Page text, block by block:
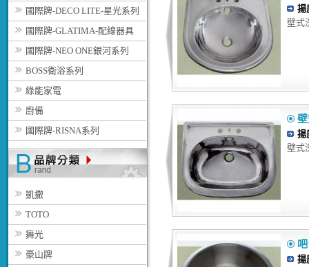
國際牌-DECO LITE-星光系列
國際牌-GLATIMA-配線器具
國際牌-NEO ONE銀河系列
BOSS衛浴系列
綠能家電
廚備
國際牌-RISNA系列
凱撒
TOTO
舞光
豪山牌
揚
壁式
揚
壁式
揚